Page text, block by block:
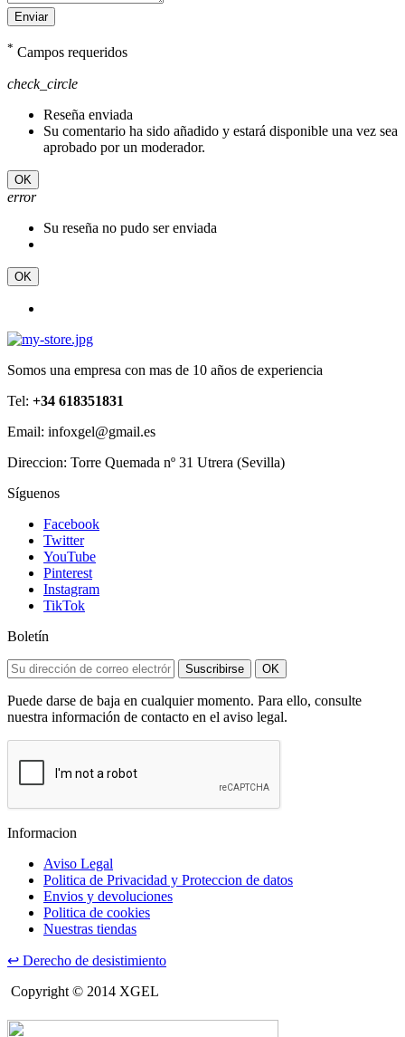
Enviar
* Campos requeridos
check_circle
Reseña enviada
Su comentario ha sido añadido y estará disponible una vez sea
aprobado por un moderador.
OK
error
Su reseña no pudo ser enviada
OK
Somos una empresa con mas de 10 años de experiencia
Tel: +34 618351831
Email: infoxgel@gmail.es
Direccion: Torre Quemada nº 31 Utrera (Sevilla)
Síguenos
Facebook
Twitter
YouTube
Pinterest
Instagram
TikTok
Boletín
Suscribirse OK
Puede darse de baja en cualquier momento. Para ello, consulte
nuestra información de contacto en el aviso legal.
Informacion
Aviso Legal
Politica de Privacidad y Proteccion de datos
Envios y devoluciones
Politica de cookies
Nuestras tiendas
↩ Derecho de desistimiento
Copyright © 2014 XGEL